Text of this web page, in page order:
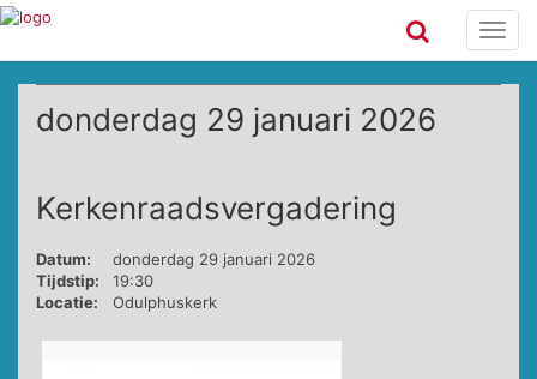
donderdag 29 januari 2026
Kerkenraadsvergadering
Datum:
donderdag 29 januari 2026
Tijdstip:
19:30
Locatie:
Odulphuskerk